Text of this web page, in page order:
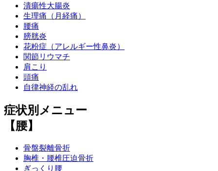
潰瘍性大腸炎
生理痛（月経痛）
腰痛
膀胱炎
花粉症（アレルギー性鼻炎）
関節リウマチ
肩こり
頭痛
自律神経の乱れ
症状別メニュー
【腰】
骨盤裂離骨折
胸椎・腰椎圧迫骨折
ぎっくり腰